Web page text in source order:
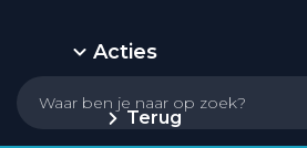
Acties
Terug